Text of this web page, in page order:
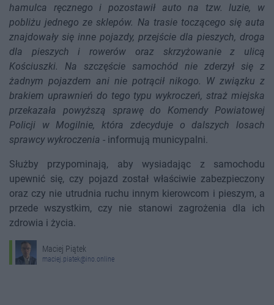
hamulca ręcznego i pozostawił auto na tzw. luzie, w
pobliżu jednego ze sklepów. Na trasie toczącego się auta
znajdowały się inne pojazdy, przejście dla pieszych, droga
dla pieszych i rowerów oraz skrzyżowanie z ulicą
Kościuszki. Na szczęście samochód nie zderzył się z
żadnym pojazdem ani nie potrącił nikogo. W związku z
brakiem uprawnień do tego typu wykroczeń, straż miejska
przekazała powyższą sprawę do Komendy Powiatowej
Policji w Mogilnie, która zdecyduje o dalszych losach
sprawcy wykroczenia - informują municypalni.
Służby przypominają, aby wysiadając z samochodu
upewnić się, czy pojazd został właściwie zabezpieczony
oraz czy nie utrudnia ruchu innym kierowcom i pieszym, a
przede wszystkim, czy nie stanowi zagrożenia dla ich
zdrowia i życia.
Maciej Piątek
maciej.piatek@ino.online